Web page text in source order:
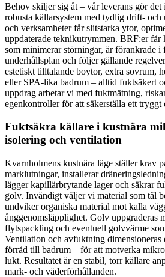
Behov skiljer sig åt – vår leverans gör det
robusta källarsystem med tydlig drift- och
och verksamheter får slitstarka ytor,
uppdaterade teknikutrymmen. BRF:er får
som minimerar störningar, är förankrade i
underhållsplan och följer gällande
estetiskt tilltalande boytor, extra sovrum,
eller SPA-lika badrum – alltid fuktsäkert
uppdrag arbetar vi med fuktmätning,
egenkontroller för att säkerställa ett tryggt
Fuktsäkra källare i kustnära
isolering och ventilation
Kvarnholmens kustnära läge ställer krav
marklutningar, installerar
lägger kapillärbrytande lager och säkrar
golv. Invändigt väljer vi material som tål
undviker organiska material mot kalla
ånggenomsläpplighet. Golv uppgraderas
flytspackling och eventuell golvvärme
Ventilation och avfuktning dimensioneras
förråd till badrum – för att motverka
lukt. Resultatet är en stabil, torr källare
mark- och väderförhållanden.